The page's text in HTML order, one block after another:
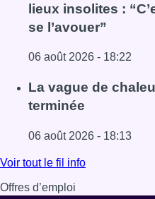
lieux insolites :
se l’avouer”
06 août 2026 - 18:22
Lire l'article À Bruxelles,
La vague de
terminée
06 août 2026 - 18:13
Lire l'article La vague de
Voir tout le fil info
Offres d’emploi